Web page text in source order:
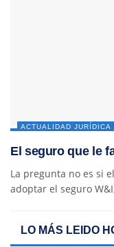
ACTUALIDAD JURÍDICA
El seguro que le
La pregunta no es si
adoptar el seguro
LO MÁS LEIDO